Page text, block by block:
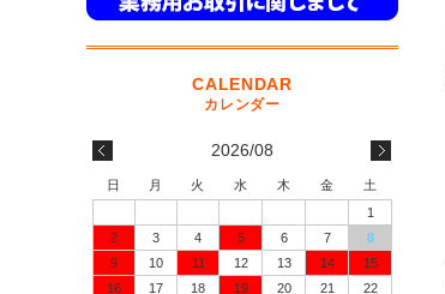
2026/08
日 月 火 水 木 金
土
1
2
3 4 5 6 7
8
9
10 11 12 13 14
15
16
17 18 19 20 21 22